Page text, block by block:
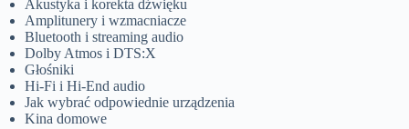
Akustyka i korekta dźwięku
Amplitunery i wzmacniacze
Bluetooth i streaming audio
Dolby Atmos i DTS:X
Głośniki
Hi-Fi i Hi-End audio
Jak wybrać odpowiednie urządzenia
Kina domowe